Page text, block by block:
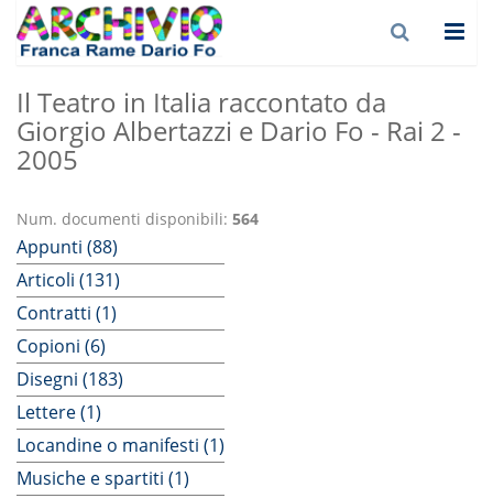
Il Teatro in Italia raccontato da
Giorgio Albertazzi e Dario Fo - Rai 2 -
2005
Num. documenti disponibili: 564
Appunti (88)
Articoli (131)
Contratti (1)
Copioni (6)
Disegni (183)
Lettere (1)
Locandine o manifesti (1)
Musiche e spartiti (1)